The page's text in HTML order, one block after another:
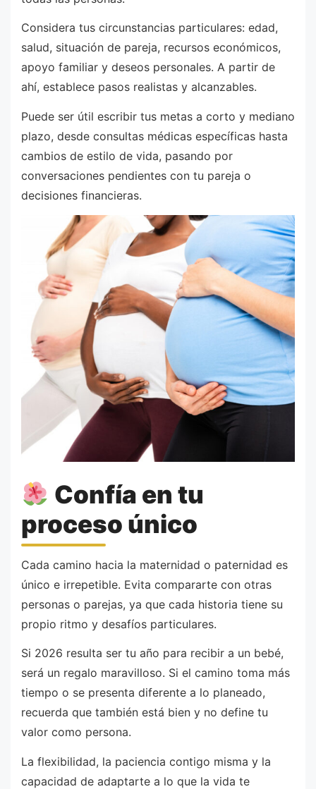
Considera tus circunstancias particulares: edad,
salud, situación de pareja, recursos económicos,
apoyo familiar y deseos personales. A partir de
ahí, establece pasos realistas y alcanzables.
Puede ser útil escribir tus metas a corto y mediano
plazo, desde consultas médicas específicas hasta
cambios de estilo de vida, pasando por
conversaciones pendientes con tu pareja o
decisiones financieras.
Confía en tu
proceso único
Cada camino hacia la maternidad o paternidad es
único e irrepetible. Evita compararte con otras
personas o parejas, ya que cada historia tiene su
propio ritmo y desafíos particulares.
Si 2026 resulta ser tu año para recibir a un bebé,
será un regalo maravilloso. Si el camino toma más
tiempo o se presenta diferente a lo planeado,
recuerda que también está bien y no define tu
valor como persona.
La flexibilidad, la paciencia contigo misma y la
capacidad de adaptarte a lo que la vida te